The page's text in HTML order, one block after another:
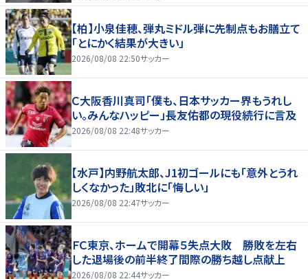
【柏】小泉佳穂、弾丸ミドル弾に先制点もお膳立て
「とにかく結果が大きい」
2026/08/08 22:50サッカー
Ｃ大阪香川真司「僕も、日本サッカー界もうれし
い。みんなハッピー」長友佑都の現役続行に言及
2026/08/08 22:48サッカー
【水戸】内野航太郎、J1初ゴールにも「意外とうれ
しくなかった」敗北に「悔しい」
2026/08/08 22:47サッカー
ＦＣ東京、ホームで開幕５失点大敗 勝敗を左右
した退場後の前半終了間際の勝ち越し点献上
2026/08/08 22:44サッカー